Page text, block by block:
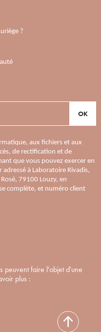
?
OK
aux fichiers et aux
de rectification et de
que vous pouvez exercer en
à Laboratoire Rivadis,
79100 Louzy, en
complète, et numéro client
peuvent faire l'objet d'une
plus :